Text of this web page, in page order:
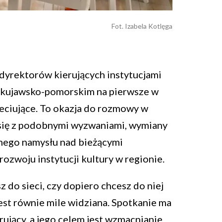
Fot. Izabela Kotlęga
kierujących instytucjami
pomorskim na pierwsze w
To okazja do rozmowy w
z podobnymi wyzwaniami, wymiany
namysłu nad bieżącymi
instytucji kultury w regionie.
do sieci, czy dopiero chcesz do niej
równie mile widziana. Spotkanie ma
a jego celem jest wzmacnianie